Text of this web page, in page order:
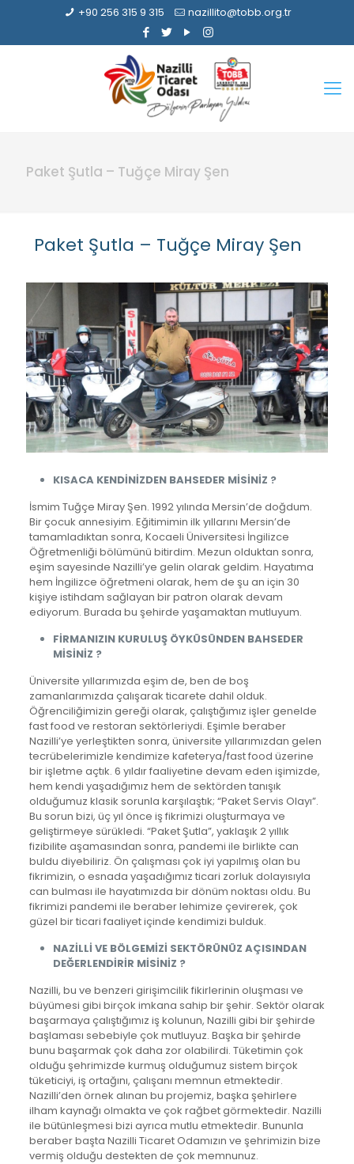
+90 256 315 9 315 nazillito@tobb.org.tr
Paket Şutla – Tuğçe Miray Şen
Paket Şutla – Tuğçe Miray Şen
KISACA KENDİNİZDEN BAHSEDER MİSİNİZ ?
İsmim Tuğçe Miray Şen. 1992 yılında Mersin’de doğdum.
Bir çocuk annesiyim. Eğitimimin ilk yıllarını Mersin’de
tamamladıktan sonra, Kocaeli Üniversitesi İngilizce
Öğretmenliği bölümünü bitirdim. Mezun olduktan sonra,
eşim sayesinde Nazilli’ye gelin olarak geldim. Hayatıma
hem İngilizce öğretmeni olarak, hem de şu an için 30
kişiye istihdam sağlayan bir patron olarak devam
ediyorum. Burada bu şehirde yaşamaktan mutluyum.
FİRMANIZIN KURULUŞ ÖYKÜSÜNDEN BAHSEDER
MİSİNİZ ?
Üniversite yıllarımızda eşim de, ben de boş
zamanlarımızda çalışarak ticarete dahil olduk.
Öğrenciliğimizin gereği olarak, çalıştığımız işler genelde
fast food ve restoran sektörleriydi. Eşimle beraber
Nazilli’ye yerleştikten sonra, üniversite yıllarımızdan gelen
tecrübelerimizle kendimize kafeterya/fast food üzerine
bir işletme açtık. 6 yıldır faaliyetine devam eden işimizde,
hem kendi yaşadığımız hem de sektörden tanışık
olduğumuz klasik sorunla karşılaştık; “Paket Servis Olayı”.
Bu sorun bizi, üç yıl önce iş fikrimizi oluşturmaya ve
geliştirmeye sürükledi. “Paket Şutla”, yaklaşık 2 yıllık
fizibilite aşamasından sonra, pandemi ile birlikte can
buldu diyebiliriz. Ön çalışması çok iyi yapılmış olan bu
fikrimizin, o esnada yaşadığımız ticari zorluk dolayısıyla
can bulması ile hayatımızda bir dönüm noktası oldu. Bu
fikrimizi pandemi ile beraber lehimize çevirerek, çok
güzel bir ticari faaliyet içinde kendimizi bulduk.
NAZİLLİ VE BÖLGEMİZİ SEKTÖRÜNÜZ AÇISINDAN
DEĞERLENDİRİR MİSİNİZ ?
Nazilli, bu ve benzeri girişimcilik fikirlerinin oluşması ve
büyümesi gibi birçok imkana sahip bir şehir. Sektör olarak
başarmaya çalıştığımız iş kolunun, Nazilli gibi bir şehirde
başlaması sebebiyle çok mutluyuz. Başka bir şehirde
bunu başarmak çok daha zor olabilirdi. Tüketimin çok
olduğu şehrimizde kurmuş olduğumuz sistem birçok
tüketiciyi, iş ortağını, çalışanı memnun etmektedir.
Nazilli’den örnek alınan bu projemiz, başka şehirlere
ilham kaynağı olmakta ve çok rağbet görmektedir. Nazilli
ile bütünleşmesi bizi ayrıca mutlu etmektedir. Bununla
beraber başta Nazilli Ticaret Odamızın ve şehrimizin bize
vermiş olduğu destekten de çok memnunuz.